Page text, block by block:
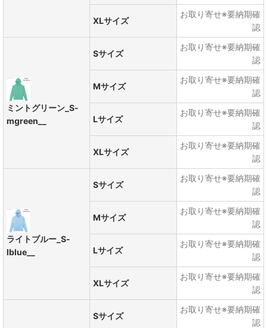
XLサイズ
お取り寄せ※要納期確
認
ミントグリーン_S-
mgreen__
Sサイズ
お取り寄せ※要納期確
認
Mサイズ
お取り寄せ※要納期確
認
Lサイズ
お取り寄せ※要納期確
認
XLサイズ
お取り寄せ※要納期確
認
ライトブルー_S-
lblue__
Sサイズ
お取り寄せ※要納期確
認
Mサイズ
お取り寄せ※要納期確
認
Lサイズ
お取り寄せ※要納期確
認
XLサイズ
お取り寄せ※要納期確
認
Sサイズ
お取り寄せ※要納期確
認